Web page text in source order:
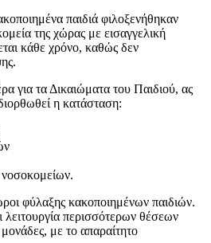
παιδιά φιλοξενήθηκαν
της χώρας με εισαγγελική
κάθε χρόνο, καθώς δεν
για τα Δικαιώματα του Παιδιού, ας
η κατάσταση:
φύλαξης κακοποιημένων παιδιών.
περισσότερων θέσεων
μονάδες, με το απαραίτητο